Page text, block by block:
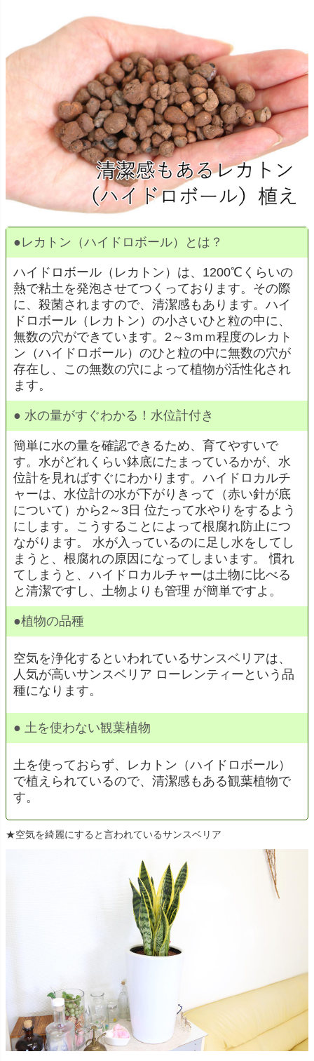
●レカトン（ハイドロボール）とは？
ハイドロボール（レカトン）は、1200℃くらいの
熱で粘土を発泡させてつくっております。その際
に、殺菌されますので、清潔感もあります。ハイ
ドロボール（レカトン）の小さいひと粒の中に、
無数の穴ができています。2～3ｍｍ程度のレカト
ン（ハイドロボール）のひと粒の中に無数の穴が
存在し、この無数の穴によって植物が活性化され
ます。
● 水の量がすぐわかる！水位計付き
簡単に水の量を確認できるため、育てやすいで
す。水がどれくらい鉢底にたまっているかが、水
位計を見ればすぐにわかります。ハイドロカルチ
ャーは、水位計の水が下がりきって（赤い針が底
について）から2～3日 位たって水やりをするよう
にします。こうすることによって根腐れ防止につ
ながります。 水が入っているのに足し水をしてし
まうと、根腐れの原因になってしまいます。 慣れ
てしまうと、ハイドロカルチャーは土物に比べる
と清潔ですし、土物よりも管理 が簡単ですよ。
●植物の品種
空気を浄化するといわれているサンスベリアは、
人気が高いサンスベリア ローレンティーという品
種になります。
● 土を使わない観葉植物
土を使っておらず、レカトン（ハイドロボール）
で植えられているので、清潔感もある観葉植物で
す。
★空気を綺麗にすると言われているサンスベリア